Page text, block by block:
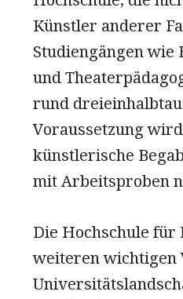
Künstler anderer
Studiengängen
und
rund
Voraussetzung
künstlerische
mit Arbeitsproben
Die Hochschule
weiteren wichtigen